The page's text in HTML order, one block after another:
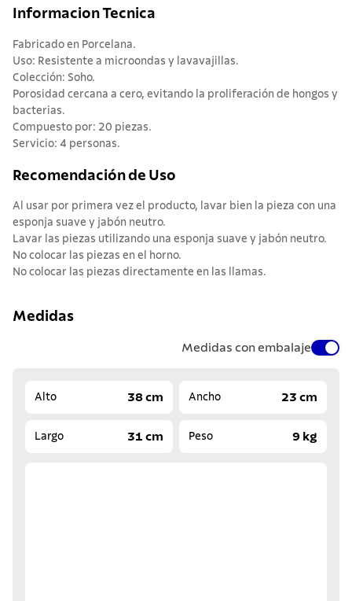
Informacion Tecnica
Fabricado en Porcelana.
Uso: Resistente a microondas y lavavajillas.
Colección: Soho.
Porosidad cercana a cero, evitando la proliferación de hongos y
bacterias.
Compuesto por: 20 piezas.
Servicio: 4 personas.
Recomendación de Uso
Al usar por primera vez el producto, lavar bien la pieza con una
esponja suave y jabón neutro.
Lavar las piezas utilizando una esponja suave y jabón neutro.
No colocar las piezas en el horno.
No colocar las piezas directamente en las llamas.
Medidas
Medidas con embalaje
Alto 38 cm Ancho 23 cm
Largo 31 cm Peso 9 kg